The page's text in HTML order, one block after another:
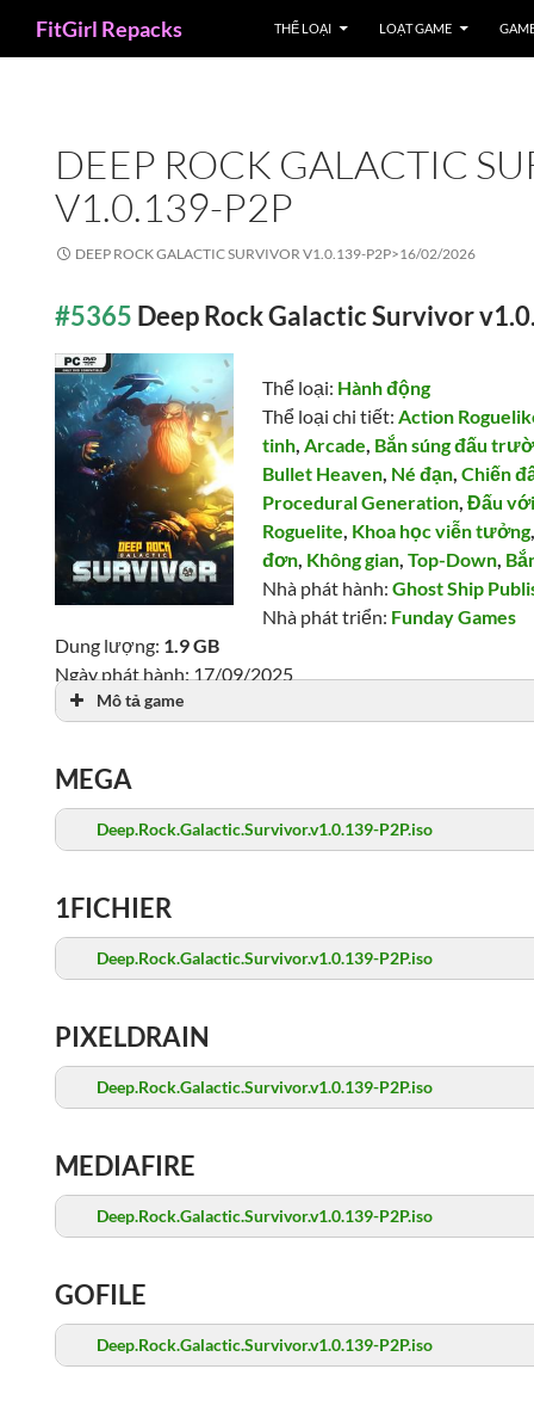
FitGirl Repacks THỂ LOẠI LOẠT GAME
DEEP ROCK GALACTIC
V1.0.139-P2P
DEEP ROCK GALACTIC SURVIVOR V1.0.139-P2P>16/02/2026
#5365 Deep Rock Galactic Survivor
Thể loại: Hành động
Thể loại chi tiết:Action
tinh,Arcade, Bắn súng đấu
Bullet Heaven, Né đạn,Chiến
Procedural Generation,Đấu
Roguelite, Khoa học viễn tưởng
đơn, Không gian,Top-Down,
Nhà phát hành:Ghost Ship
Nhà phát triển: Funday Games
Dung lượng: 1.9 GB
Ngày phát hành: 17/09/2025
Lượt xem: 1,836
Mô tả game
MEGA
Deep.Rock.Galactic.Survivor.v1.0.139-P2P.iso
1FICHIER
Deep.Rock.Galactic.Survivor.v1.0.139-P2P.iso
PIXELDRAIN
Deep.Rock.Galactic.Survivor.v1.0.139-P2P.iso
MEDIAFIRE
Deep.Rock.Galactic.Survivor.v1.0.139-P2P.iso
GOFILE
Deep.Rock.Galactic.Survivor.v1.0.139-P2P.iso